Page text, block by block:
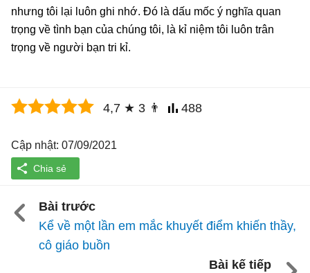
nhưng tôi lại luôn ghi nhớ. Đó là dấu mốc ý nghĩa quan
trọng về tình bạn của chúng tôi, là kỉ niệm tôi luôn trân
trọng về người bạn tri kỉ.
4,7 ★ 3 👨 488
Cập nhật: 07/09/2021
Bài trước
Kể về một lần em mắc khuyết điểm khiến thầy,
cô giáo buồn
Bài kế tiếp